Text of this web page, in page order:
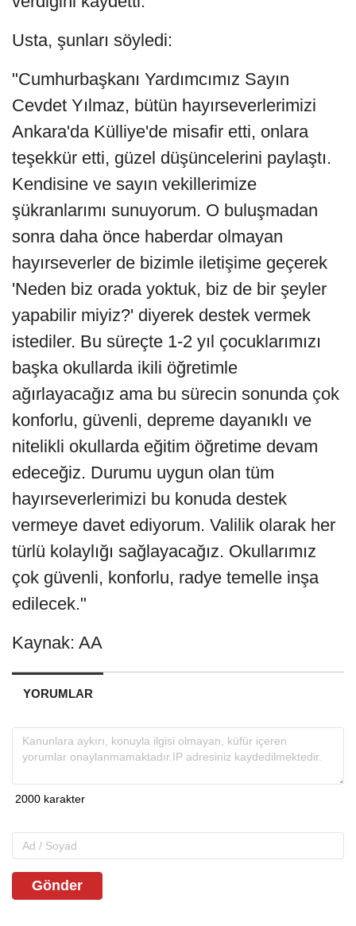
Usta, şunları söyledi:
"Cumhurbaşkanı Yardımcımız Sayın
Cevdet Yılmaz, bütün hayırseverlerimizi
Ankara'da Külliye'de misafir etti, onlara
teşekkür etti, güzel düşüncelerini paylaştı.
Kendisine ve sayın vekillerimize
şükranlarımı sunuyorum. O buluşmadan
sonra daha önce haberdar olmayan
hayırseverler de bizimle iletişime geçerek
'Neden biz orada yoktuk, biz de bir şeyler
yapabilir miyiz?' diyerek destek vermek
istediler. Bu süreçte 1-2 yıl çocuklarımızı
başka okullarda ikili öğretimle
ağırlayacağız ama bu sürecin sonunda çok
konforlu, güvenli, depreme dayanıklı ve
nitelikli okullarda eğitim öğretime devam
edeceğiz. Durumu uygun olan tüm
hayırseverlerimizi bu konuda destek
vermeye davet ediyorum. Valilik olarak her
türlü kolaylığı sağlayacağız. Okullarımız
çok güvenli, konforlu, radye temelle inşa
edilecek."
Kaynak: AA
YORUMLAR
Gönder